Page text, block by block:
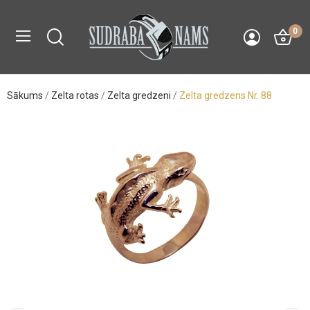
0
Sākums Zelta rotas Zelta gredzeni Zelta gredzens Nr. 88